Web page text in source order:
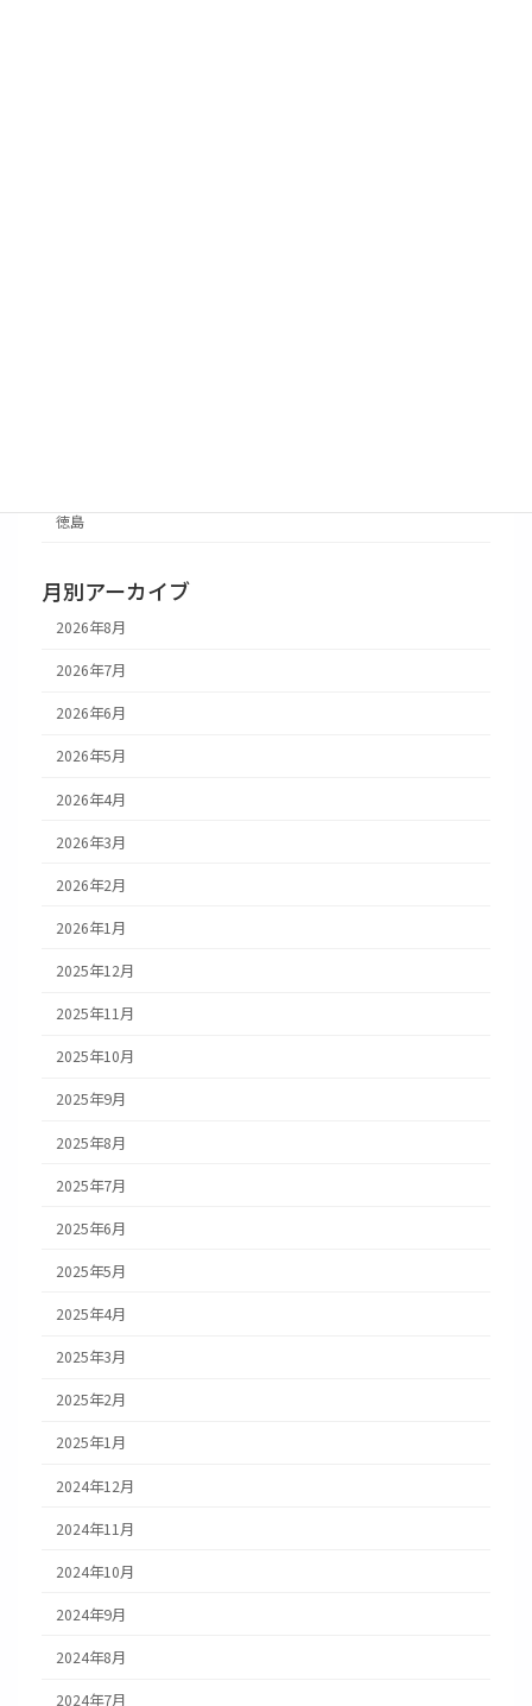
徳島
月別アーカイブ
2026年8月
2026年7月
2026年6月
2026年5月
2026年4月
2026年3月
2026年2月
2026年1月
2025年12月
2025年11月
2025年10月
2025年9月
2025年8月
2025年7月
2025年6月
2025年5月
2025年4月
2025年3月
2025年2月
2025年1月
2024年12月
2024年11月
2024年10月
2024年9月
2024年8月
2024年7月